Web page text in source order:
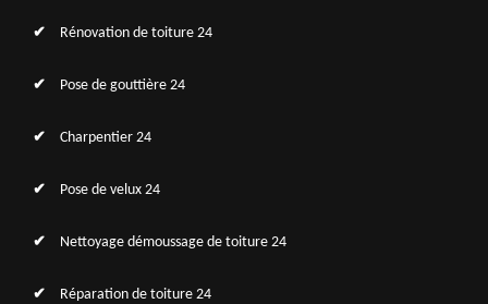
Rénovation de toiture 24
Pose de gouttière 24
Charpentier 24
Pose de velux 24
Nettoyage démoussage de toiture 24
Réparation de toiture 24